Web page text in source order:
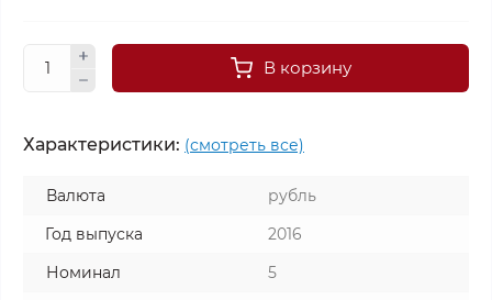
В корзину
Характеристики: (смотреть все)
Валюта
рубль
Год выпуска
2016
Номинал
5